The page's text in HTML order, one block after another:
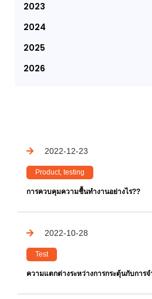
2023
2024
2025
2026
2022-12-23
Product, testing
การควบคุมความชื้นทำงานอย่างไร??
2022-10-28
Test
ความแตกต่างระหว่างการกระตุ้นกับการจ